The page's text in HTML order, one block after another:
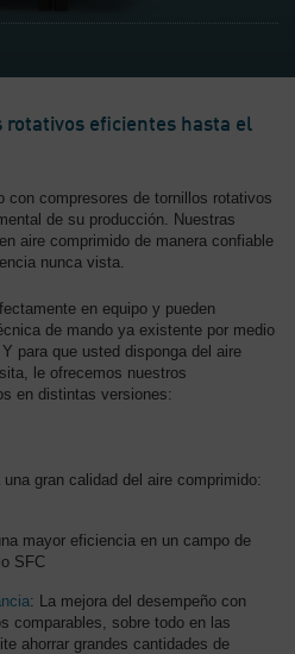
rotativos eficientes hasta el
con compresores de tornillos rotativos
de su producción. Nuestras
aire comprimido de manera confiable
nunca vista.
en equipo y pueden
de mando ya existente por medio
para que usted disponga del aire
le ofrecemos nuestros
en distintas versiones:
gran calidad del aire comprimido:
mayor eficiencia en un campo de
SFC
: La mejora del desempeño con
comparables, sobre todo en las
ahorrar grandes cantidades de